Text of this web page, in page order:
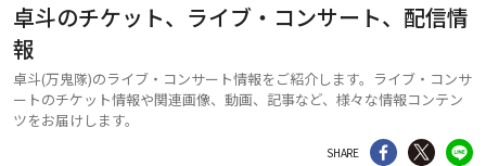
卓斗のチケット、ライブ・コンサート、配信情
報
卓斗(万鬼隊)のライブ・コンサート情報をご紹介します。ライブ・コンサ
ートのチケット情報や関連画像、動画、記事など、様々な情報コンテン
ツをお届けします。
SHARE シェア Twitter